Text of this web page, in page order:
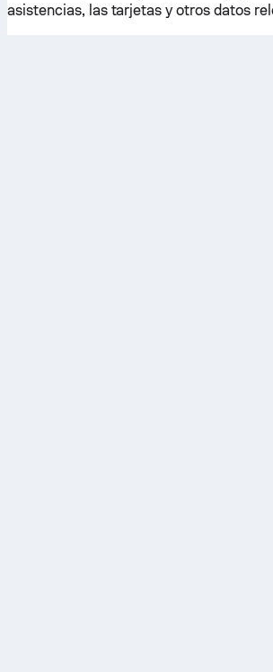
asistencias, las tarjetas y otros datos